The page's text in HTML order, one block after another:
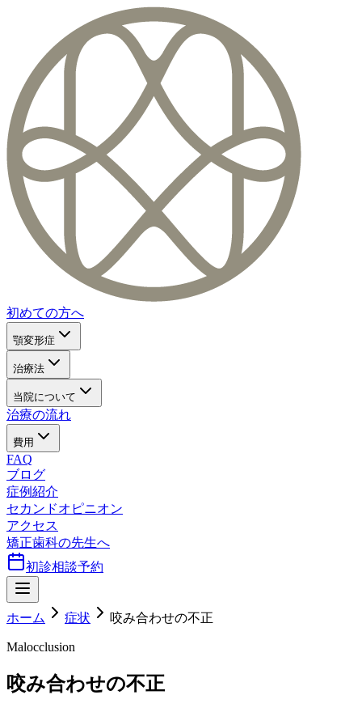
初めての方へ
顎変形症
治療法
当院について
治療の流れ
費用
FAQ
ブログ
症例紹介
セカンドオピニオン
アクセス
矯正歯科の先生へ
初診相談予約
ホーム 症状 咬み合わせの不正
Malocclusion
咬み合わせの不正